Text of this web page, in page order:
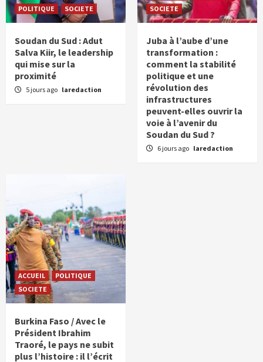
POLITIQUE SOCIETE
Soudan du Sud : Adut
Salva Kiir, le leadership
qui mise sur la
proximité
5 jours ago laredaction
SOCIETE
Juba à l’aube d’une
transformation :
comment la stabilité
politique et une
révolution des
infrastructures
peuvent-elles ouvrir la
voie à l’avenir du
Soudan du Sud ?
6 jours ago laredaction
ACCUEIL
POLITIQUE
SOCIETE
Burkina Faso / Avec le
Président Ibrahim
Traoré, le pays ne subit
plus l’histoire : il l’écrit